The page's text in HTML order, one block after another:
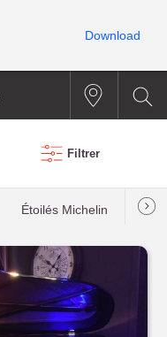
Filtrer
Étoilés Michelin Les
Download